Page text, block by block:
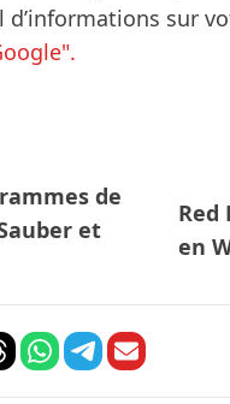
sur
de
et
Red
en